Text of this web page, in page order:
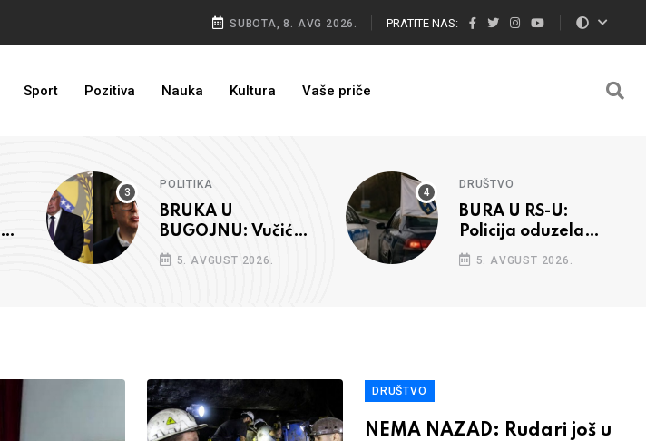
SUBOTA, 8. AVG 2026. PRATITE NAS:
Sport Pozitiva Nauka Kultura Vaše priče
POLITIKA
BRUKA U
BUGOJNU: Vučić
izvrijeđao Heleza
5. AVGUST 2026.
DRUŠTVO
BURA U RS-U:
Policija oduzela
zastavu s ljiljanima,
uručila prekršajni
5. AVGUST 2026.
DRUŠTVO
NEMA NAZAD: Rudari još u